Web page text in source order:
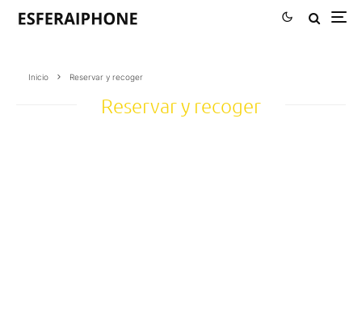
Inicio Reservar y recoger
Reservar y recoger